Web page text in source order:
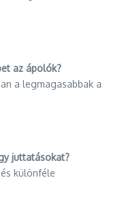
az ápolók?
a legmagasabbak a
juttatásokat?
különféle